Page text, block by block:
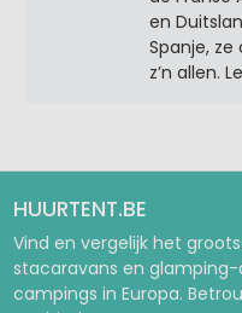
en
Spanje,
z’n allen.
HUURTENT.BE
Vind en vergelijk het
stacaravans en
campings in Europa.